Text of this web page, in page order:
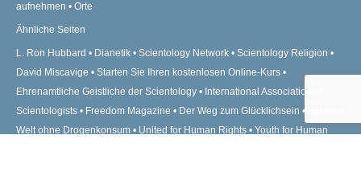
aufnehmen
Orte
Ähnliche Seiten
L. Ron Hubbard Dianetik Scientology Network
Scientology Religion
David Miscavige
Starten Sie Ihren kostenlosen Online-Kurs
Ehrenamtliche Geistliche der Scientology
International Association of
Scientologists
Freedom Magazine Der Weg zum Glücklichsein
Welt ohne Drogenkonsum
United for Human Rights
Youth for Human